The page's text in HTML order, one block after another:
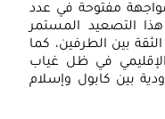
مواجهة مفتوحة في عدد
التصعيد المستمر
بين الطرفين، كما
في ظل غياب
بين كابول وإسلام